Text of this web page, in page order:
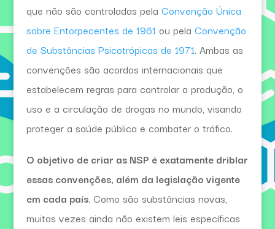
que não são controladas pela Convenção Única
sobre Entorpecentes de 1961 ou pela Convenção
de Substâncias Psicotrópicas de 1971. Ambas as
convenções são acordos internacionais que
estabelecem regras para controlar a produção, o
uso e a circulação de drogas no mundo, visando
proteger a saúde pública e combater o tráfico.
O objetivo de criar as NSP é exatamente driblar
essas convenções, além da legislação vigente
em cada país. Como são substâncias novas,
muitas vezes ainda não existem leis específicas